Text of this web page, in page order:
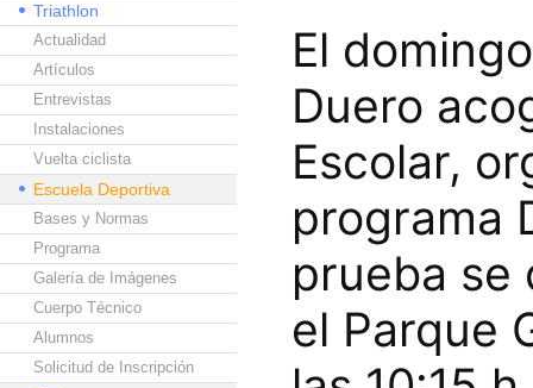
Triathlon
Actualidad
Artículos
Entrevistas
Instalaciones
Vuelta ciclista
Escuela Deportiva
Bases y Normas
Programa
Galería de Imágenes
Cuerpo Técnico
Alumnos
Solicitud de Inscripción
El
Duero
Escolar,
programa
prueba se
el Parque